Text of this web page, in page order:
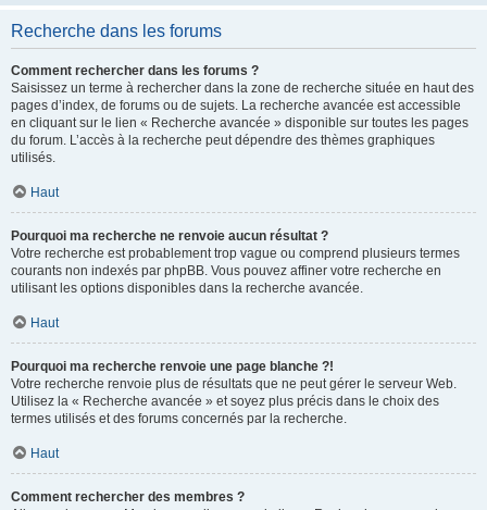
Recherche dans les forums
Comment rechercher dans les forums ?
Saisissez un terme à rechercher dans la zone de recherche située en haut des
pages d’index, de forums ou de sujets. La recherche avancée est accessible
en cliquant sur le lien « Recherche avancée » disponible sur toutes les pages
du forum. L’accès à la recherche peut dépendre des thèmes graphiques
utilisés.
Haut
Pourquoi ma recherche ne renvoie aucun résultat ?
Votre recherche est probablement trop vague ou comprend plusieurs termes
courants non indexés par phpBB. Vous pouvez affiner votre recherche en
utilisant les options disponibles dans la recherche avancée.
Haut
Pourquoi ma recherche renvoie une page blanche ?!
Votre recherche renvoie plus de résultats que ne peut gérer le serveur Web.
Utilisez la « Recherche avancée » et soyez plus précis dans le choix des
termes utilisés et des forums concernés par la recherche.
Haut
Comment rechercher des membres ?